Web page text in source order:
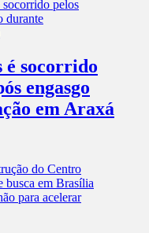
é socorrido
engasgo
em Araxá